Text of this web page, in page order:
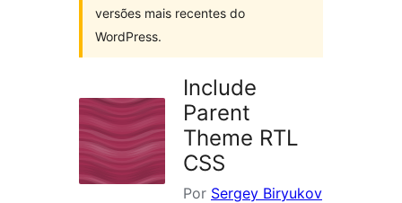
versões mais recentes do
WordPress.
Include
Parent
Theme RTL
CSS
Por Sergey Biryukov